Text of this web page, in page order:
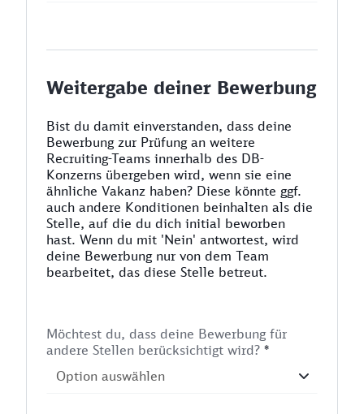
Weitergabe deiner Bewerbung
Bist du damit einverstanden, dass deine
Bewerbung zur Prüfung an weitere
Recruiting-Teams innerhalb des DB-
Konzerns übergeben wird, wenn sie eine
ähnliche Vakanz haben? Diese könnte ggf.
auch andere Konditionen beinhalten als die
Stelle, auf die du dich initial beworben
hast. Wenn du mit 'Nein' antwortest, wird
deine Bewerbung nur von dem Team
bearbeitet, das diese Stelle betreut.
Möchtest du, dass deine Bewerbung für
andere Stellen berücksichtigt wird? *